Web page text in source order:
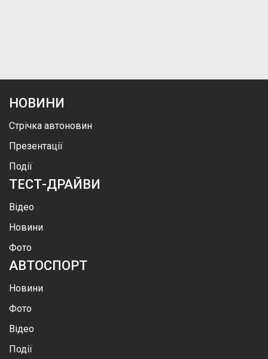
НОВИНИ
Стрічка автоновин
Презентації
Події
ТЕСТ-ДРАЙВИ
Відео
Новини
Фото
АВТОСПОРТ
Новини
Фото
Відео
Події